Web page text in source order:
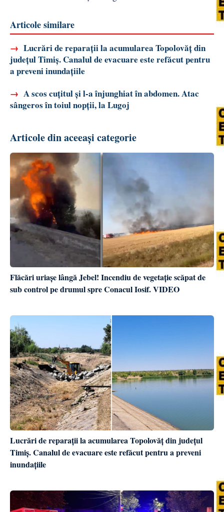
Articole similare
→ Lucrări de reparații la acumularea Topolovăț din
județul Timiș. Canalul de evacuare este refăcut pentru
a preveni inundațiile
→ A scos cuțitul și l-a înjunghiat în abdomen. Atac
sângeros în toiul nopții, la Lugoj
Articole din aceeași categorie
Flăcări uriașe lângă Jebel! Incendiu de vegetație scăpat de
sub control pe drumul spre Conacul Iosif. VIDEO
Lucrări de reparații la acumularea Topolovăț din județul
Timiș. Canalul de evacuare este refăcut pentru a preveni
inundațiile